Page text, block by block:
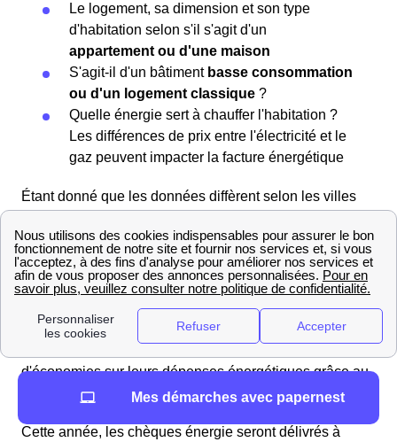
Le logement, sa dimension et son type
d'habitation selon s'il s'agit d'un
appartement ou d'une maison
S'agit-il d'un bâtiment basse consommation
ou d'un logement classique ?
Quelle énergie sert à chauffer l'habitation ?
Les différences de prix entre l'électricité et le
gaz peuvent impacter la facture énergétique
Étant donné que les données diffèrent selon les villes
d'examiner les informations de Sept-Saulxen les
comparant à celles desvilles voisines:, et.
EDF et Chèques Énergie 2025 : Ce que vous devez
savoir à Sept-Saulx
d'économies sur leurs dépenses énergétiques grâce au
chèque énergie.
Cette année, les chèques énergie seront délivrés à
Mes démarches avec papernest